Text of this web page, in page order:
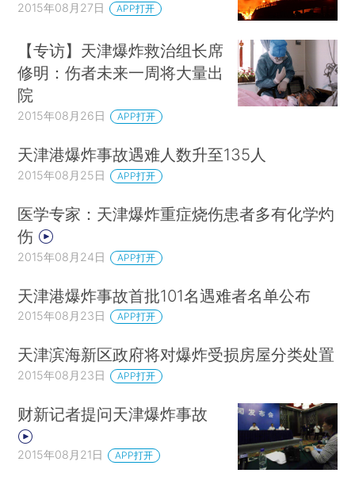
2015年08月27日 APP打开
【专访】天津爆炸救治组长席
修明：伤者未来一周将大量出
院
2015年08月26日 APP打开
天津港爆炸事故遇难人数升至135人
2015年08月25日 APP打开
医学专家：天津爆炸重症烧伤患者多有化学灼
伤
2015年08月24日 APP打开
天津港爆炸事故首批101名遇难者名单公布
2015年08月23日 APP打开
天津滨海新区政府将对爆炸受损房屋分类处置
2015年08月23日 APP打开
财新记者提问天津爆炸事故
2015年08月21日 APP打开